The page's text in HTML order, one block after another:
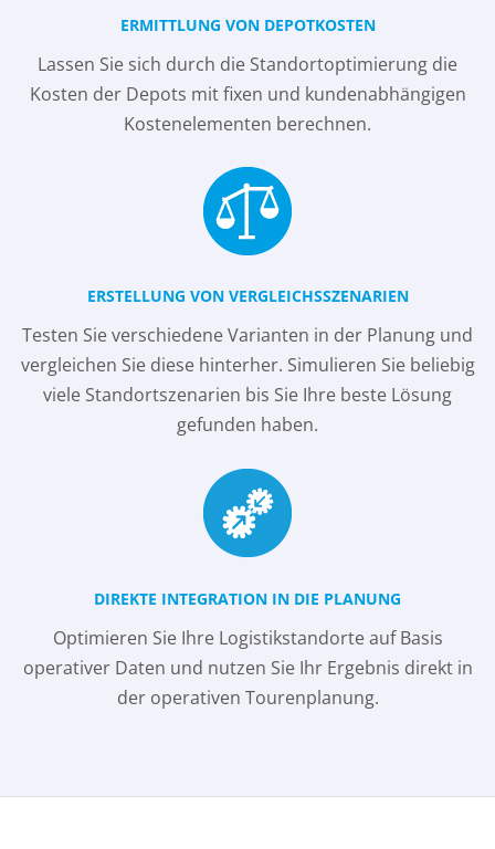
ERMITTLUNG VON DEPOTKOSTEN
Lassen Sie sich durch die Standortoptimierung die
Kosten der Depots mit fixen und kundenabhängigen
Kostenelementen berechnen.
ERSTELLUNG VON VERGLEICHSSZENARIEN
Testen Sie verschiedene Varianten in der Planung und
vergleichen Sie diese hinterher. Simulieren Sie beliebig
viele Standortszenarien bis Sie Ihre beste Lösung
gefunden haben.
DIREKTE INTEGRATION IN DIE PLANUNG
Optimieren Sie Ihre Logistikstandorte auf Basis
operativer Daten und nutzen Sie Ihr Ergebnis direkt in
der operativen Tourenplanung.